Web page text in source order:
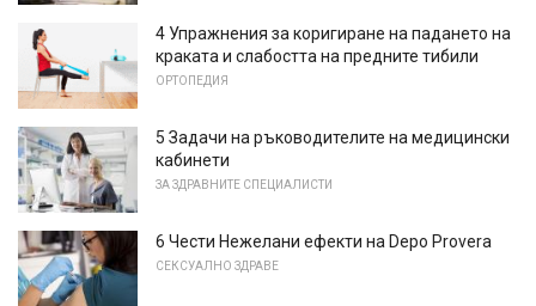
4 Упражнения за коригиране на падането на
краката и слабостта на предните тибили
ОРТОПЕДИЯ
5 Задачи на ръководителите на медицински
кабинети
ЗА ЗДРАВНИТЕ СПЕЦИАЛИСТИ
6 Чести Нежелани ефекти на Depo Provera
СЕКСУАЛНО ЗДРАВЕ